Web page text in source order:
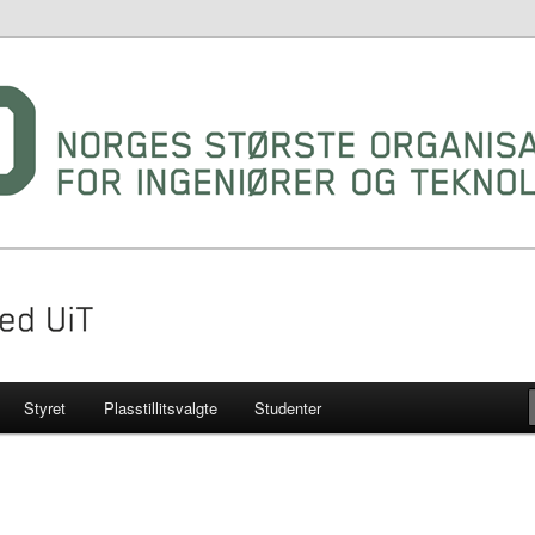
ved UIT
Styret Plasstillitsvalgte Studenter